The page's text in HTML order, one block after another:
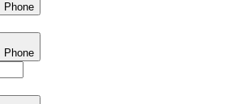
Phone
Phone